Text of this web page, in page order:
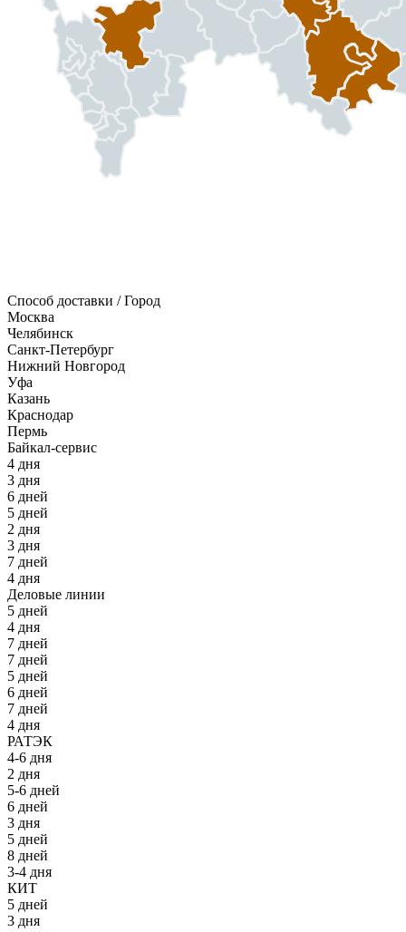
Способ доставки / Город
Москва
Челябинск
Санкт-Петербург
Нижний Новгород
Уфа
Казань
Краснодар
Пермь
Байкал-сервис
4 дня
3 дня
6 дней
5 дней
2 дня
3 дня
7 дней
4 дня
Деловые линии
5 дней
4 дня
7 дней
7 дней
5 дней
6 дней
7 дней
4 дня
РАТЭК
4-6 дня
2 дня
5-6 дней
6 дней
3 дня
5 дней
8 дней
3-4 дня
КИТ
5 дней
3 дня